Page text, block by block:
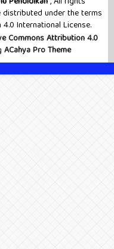
distributed under the terms
International License.
Commons Attribution 4.0
ACahya Pro Theme